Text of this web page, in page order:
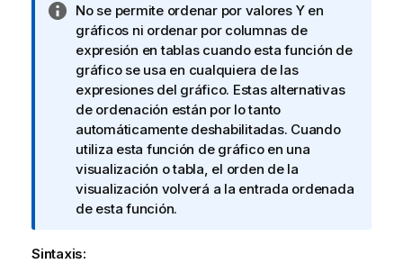
N
o
t
a
i
n
f
o
r
m
a
i
No se permite ordenar por valores Y en
gráficos ni ordenar por columnas de
expresión en tablas cuando esta función de
gráfico se usa en cualquiera de las
expresiones del gráfico. Estas alternativas
de ordenación están por lo tanto
automáticamente deshabilitadas. Cuando
utiliza esta función de gráfico en una
visualización o tabla, el orden de la
visualización volverá a la entrada ordenada
de esta función.
Sintaxis: